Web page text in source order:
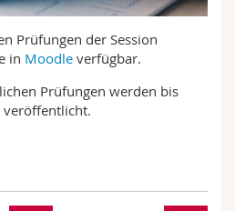
Fak.
Prüfungen der Session
in Moodle verfügbar.
Prüfungen werden bis
veröffentlicht.